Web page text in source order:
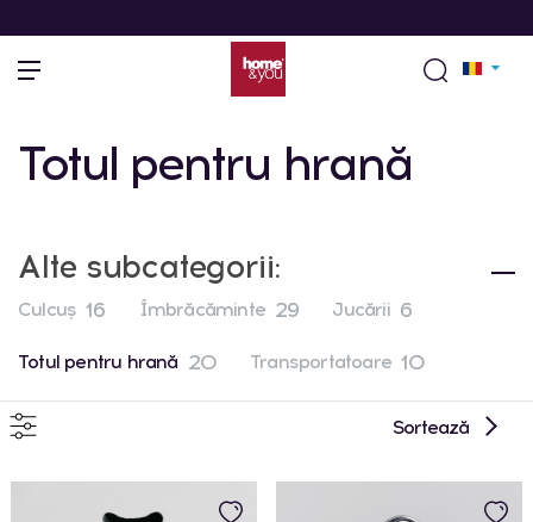
Totul pentru hrană
Alte subcategorii:
Culcuș 16 Îmbrăcăminte 29 Jucării 6
Totul pentru hrană 20 Transportatoare 10
Sortează